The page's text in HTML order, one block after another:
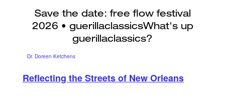
Dr. Doreen Ketchens
Reflecting the Streets of New Orleans